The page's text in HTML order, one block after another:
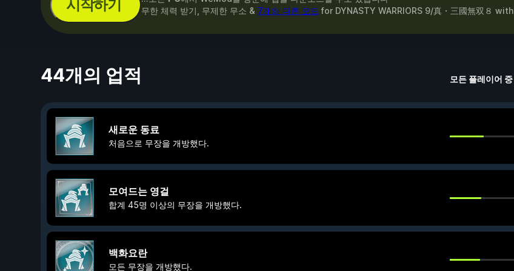
시작하기
무한 체력 받기, 무제한 무소 & 7개의 다른 모드 for DYNASTY WARRIORS 9/真・三國無双８ with
44개의 업적 모든 플레이어 중
새로운 동료
처음으로 무장을 개방했다.
모여드는 영걸
합계 45명 이상의 무장을 개방했다.
백화요란
모든 무장을 개방했다.